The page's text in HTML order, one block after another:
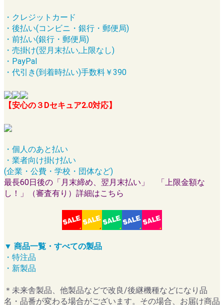
・クレジットカード
・後払い(コンビニ・銀行・郵便局)
・前払い(銀行・郵便局)
・売掛け(翌月末払い,上限なし)
・PayPal
・代引き(到着時払い)手数料￥390
【安心の３Dセキュア2.0対応】
・個人のあと払い
・業者向け掛け払い
(企業・公費・学校・団体など)
最長60日後の「月末締め、翌月末払い」 「上限金額な
し！」（審査有り）詳細はこちら
▼ 商品一覧・すべての製品
・特注品
・新製品
＊未来舎製品、他製品などで改良/後継機種などになり品
名・品番が変わる場合がございます。その場合、お届け商品